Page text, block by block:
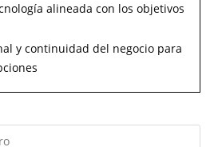
alineada con los objetivos
y continuidad del negocio para